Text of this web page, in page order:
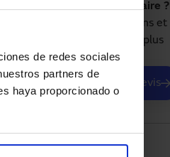
de redes sociales
partners de
haya proporcionado o
Vous avez un projet similaire ?
Nous analysons vos besoins et
définissons la solution la plus
adaptée à votre cas.
Demander conseil et un devis